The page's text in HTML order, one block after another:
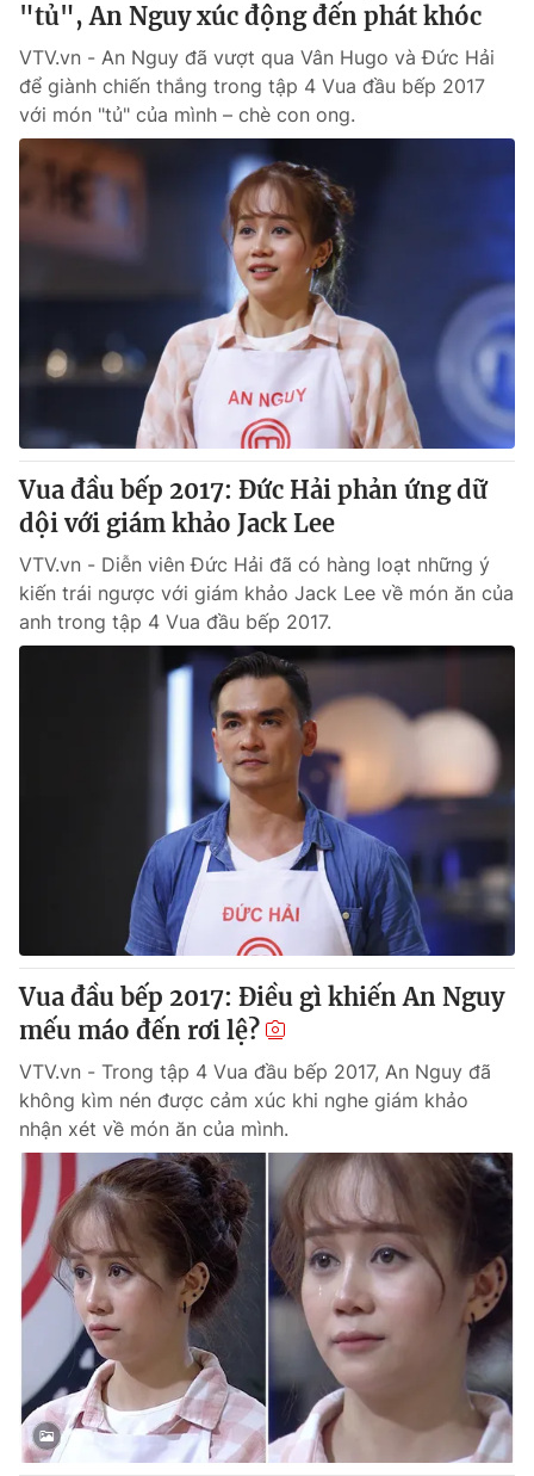
"tủ", An Nguy xúc động đến phát khóc
VTV.vn - An Nguy đã vượt qua Vân Hugo và Đức Hải
để giành chiến thắng trong tập 4 Vua đầu bếp 2017
với món "tủ" của mình – chè con ong.
Vua đầu bếp 2017: Đức Hải phản ứng dữ
dội với giám khảo Jack Lee
VTV.vn - Diễn viên Đức Hải đã có hàng loạt những ý
kiến trái ngược với giám khảo Jack Lee về món ăn của
anh trong tập 4 Vua đầu bếp 2017.
Vua đầu bếp 2017: Điều gì khiến An Nguy
mếu máo đến rơi lệ?
VTV.vn - Trong tập 4 Vua đầu bếp 2017, An Nguy đã
không kìm nén được cảm xúc khi nghe giám khảo
nhận xét về món ăn của mình.